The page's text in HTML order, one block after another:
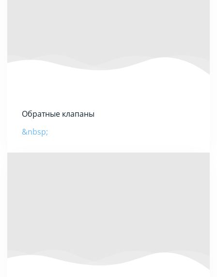
Обратные клапаны
&nbsp;